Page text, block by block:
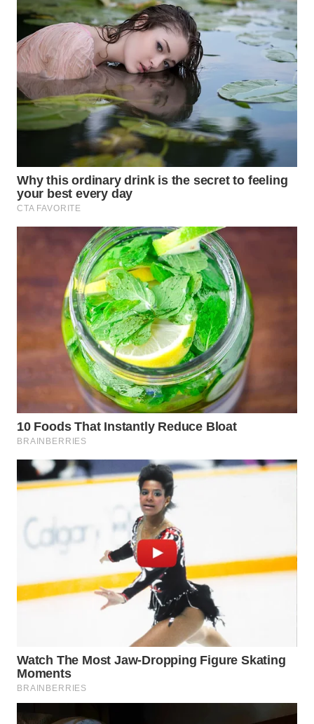
WN
INDRAMAYU
WN
KUNINGAN
WN
MAJALENGKA
WN
SUBANG
WN
PURWAKARTA
PRIANGAN
SEMARANG
WN
SOLO
BOROBUDUR
MADURA
WN
NATUNA
WN